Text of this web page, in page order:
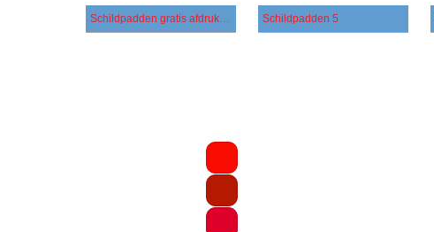
Schildpadden gratis afdrukbaar Schildpadden 5